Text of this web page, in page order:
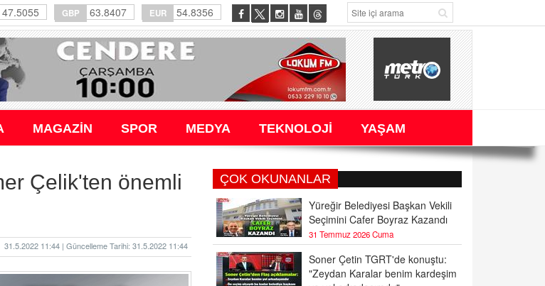
47.5055 GBP 63.8407 EUR 54.8356
MAGAZİN SPOR MEDYA TEKNOLOJİ YAŞAM
Çelik'ten önemli
31.5.2022 11:44 | Güncelleme Tarihi: 31.5.2022 11:44
ÇOK OKUNANLAR
Yüreğir Belediyesi Başkan Vekili
Seçimini Cafer Boyraz Kazandı
31 Temmuz 2026 Cuma
Soner Çetin TGRT'de konuştu:
"Zeydan Karalar benim kardeşim